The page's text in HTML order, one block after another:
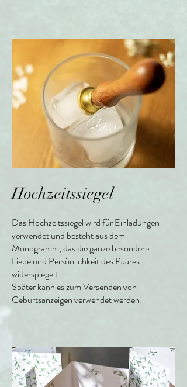
Hochzeitssiegel
Das Hochzeitssiegel wird für Einladungen
verwendet und besteht aus dem
Monogramm, das die ganze besondere
Liebe und Persönlichkeit des Paares
widerspiegelt.
Später kann es zum Versenden von
Geburtsanzeigen verwendet werden!